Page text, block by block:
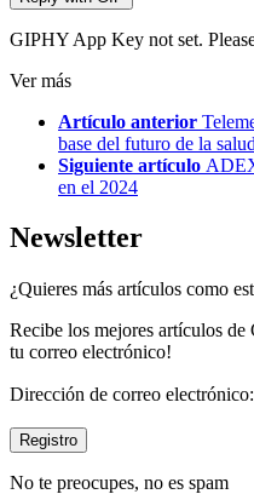
GIPHY App Key not set.
Ver más
Artículo anterior
base del futuro de la salud
Siguiente artículo
en el 2024
Newsletter
¿Quieres más artículos como
Recibe los mejores artículos
tu correo electrónico!
Dirección de correo electrónico:
No te preocupes, no es spam